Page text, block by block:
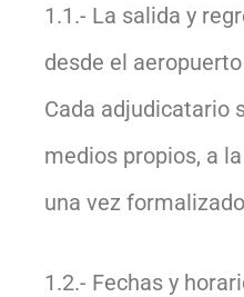
1.1.- La salida y
desde el
Cada adjudicatario
medios propios, a
una vez
1.2.- Fechas y